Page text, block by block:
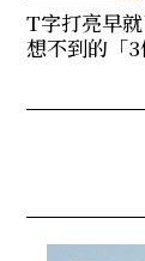
T字打亮早
想不到的「3